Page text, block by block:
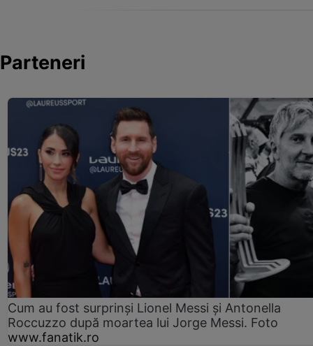
Parteneri
Cum au fost surprinși Lionel Messi și Antonella
Roccuzzo după moartea lui Jorge Messi. Foto
www.fanatik.ro